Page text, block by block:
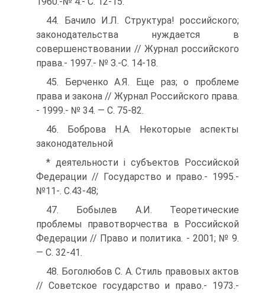
44. Бачило И.Л. Структура! российского;
законодательства нуждается в
совершенствовании // Журнал российского
права.- 1997.- № З.-С. 14-18.
45. Берченко А.Я. Еще раз; о проблеме
права и закона // Журнал Российского права.
- 1999.- № 34. — С. 75-82.
46. Боброва Н.А. Некоторые аспекты
законодательной
* деятельности і субъектов Российской
Федерации // Государство и право.- 1995.-
№11-. С.43-48;
47. Бобылев А.И. Теоретические
проблемы правотворчества в Российской
Федерации // Право и политика. - 2001; № 9.
— С. 32-41.
48. Боголюбов С. А. Стиль правовых актов
// Советское государство и право.- 1973.-